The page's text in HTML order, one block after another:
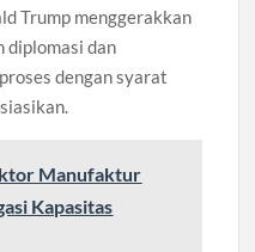
Trump menggerakkan
diplomasi dan
dengan syarat
Manufaktur
Kapasitas